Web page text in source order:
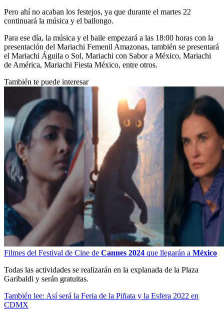
Pero ahí no acaban los festejos, ya que durante el martes 22
continuará la música y el bailongo.
Para ese día, la música y el baile empezará a las 18:00 horas con la
presentación del Mariachi Femenil Amazonas, también se presentará
el Mariachi Águila o Sol, Mariachi con Sabor a México, Mariachi
de América, Mariachi Fiesta México, entre otros.
También te puede interesar
Filmes del Festival de Cine de Cannes 2024 que llegarán a México
Todas las actividades se realizarán en la explanada de la Plaza
Garibaldi y serán gratuitas.
También lee: Así será la Feria de la Piñata y la Esfera 2022 en
CDMX